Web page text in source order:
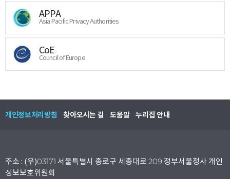
APPA
Asia Pacific Privacy Authorities
CoE
Council of Europe
개인정보처리방침 찾아오시는 길 도움말 누리집 안내
주소 : (우)03171 서울특별시 종로구 세종대로 209 정부서울청사 개인
정보보호위원회